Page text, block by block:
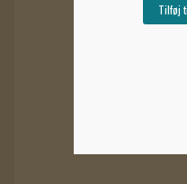
Tilføj